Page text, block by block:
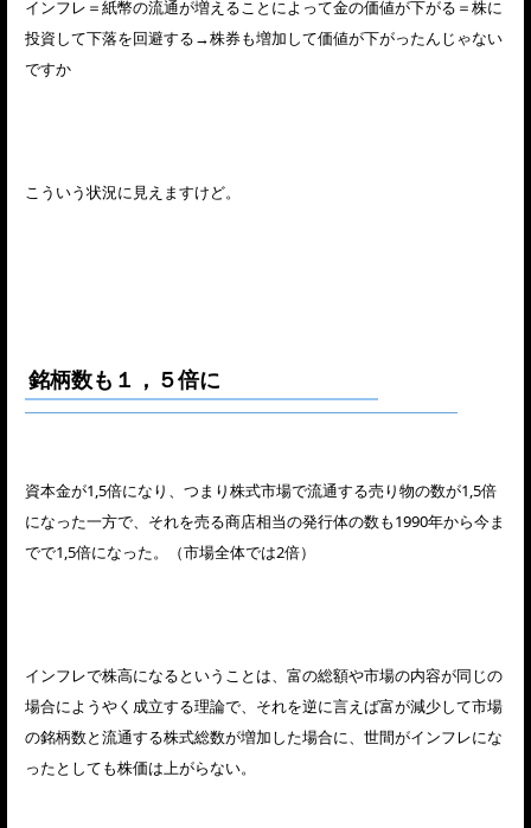
インフレ＝紙幣の流通が増えることによって金の価値が下がる＝株に
投資して下落を回避する→株券も増加して価値が下がったんじゃない
ですか
こういう状況に見えますけど。
銘柄数も１，５倍に
資本金が1,5倍になり、つまり株式市場で流通する売り物の数が1,5倍
になった一方で、それを売る商店相当の発行体の数も1990年から今ま
でで1,5倍になった。（市場全体では2倍）
インフレで株高になるということは、富の総額や市場の内容が同じの
場合にようやく成立する理論で、それを逆に言えば富が減少して市場
の銘柄数と流通する株式総数が増加した場合に、世間がインフレにな
ったとしても株価は上がらない。